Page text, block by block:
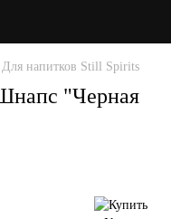
Для напитков Still Spirits
"Черная